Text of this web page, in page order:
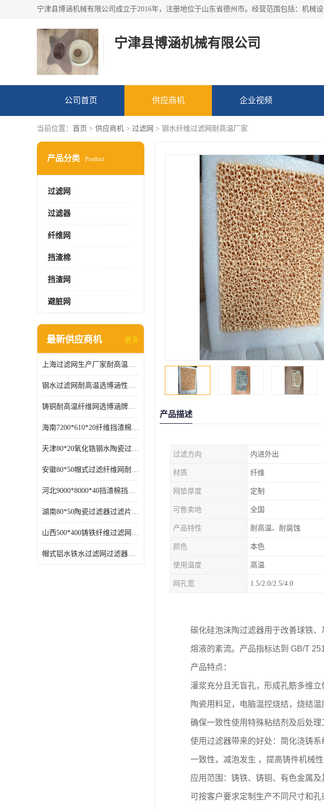
宁津县博涵机械有限公司
公司首页 供应商机 企业视频
当前位置： 首页 > 供应商机 > 过滤网 > 钢水纤维过滤网耐高温厂家
产品分类 Product
过滤网
过滤器
纤维网
挡渣棉
挡渣网
避脏网
最新供应商机 更多
上海过滤网生产厂家耐高温可定制供应及时
钢水过滤网耐高温选博涵性能稳定价格合适
铸铜耐高温纤维网选博涵牌质量稳定
海南7200*610*20纤维挡渣棉耐高温
天津80*20氧化锆钢水陶瓷过滤器过滤效果明显
安徽80*50帽式过滤纤维网耐高温
河北9000*8000*40挡渣棉挡渣效果好耐高温
湖南80*50陶瓷过滤器过滤片过滤网效果好耐高温
山西500*400铸铁纤维过滤网方形网圆形网
帽式铝水铁水过滤网过滤器耐高温
产品描述
过滤方向 内进外出
材质 纤维
网垫厚度 定制
可售卖地 全国
产品特性 耐高温、耐腐蚀
颜色 本色
使用温度 高温
网孔宽 1.5/2.0/2.5/4.0
碳化硅泡沫陶过滤器用于改善球铁
熔液的紊流。产品指标达到 GB/T
产品特点：
灌浆充分且无盲孔，形成孔筋多维立
陶瓷用料足，电脑温控烧结，烧结
确保一致性使用特殊粘结剂及后处
使用过滤器带来的好处：简化浇铸系
一致性，减泡发生 ， 提高铸件机械
应用范围：铸铁、铸铜、有色金属及
可按客户要求定制生产不同尺寸和孔